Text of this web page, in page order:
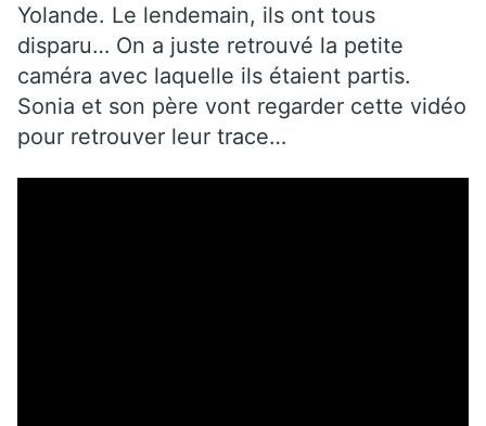
Yolande. Le lendemain, ils ont tous
disparu… On a juste retrouvé la petite
caméra avec laquelle ils étaient partis.
Sonia et son père vont regarder cette vidéo
pour retrouver leur trace…